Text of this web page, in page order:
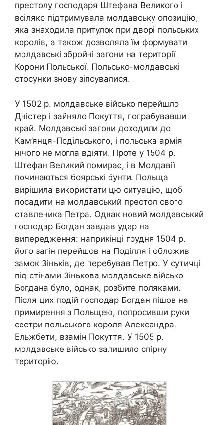
престолу господаря Штефана Великого і
всіляко підтримувала молдавську опозицію,
яка знаходила притулок при дворі польських
королів, а також дозволяла їм формувати
молдавські збройні загони на території
Корони Польської. Польсько-молдавські
стосунки знову зіпсувалися.
У 1502 р. молдавське військо перейшло
Дністер і зайняло Покуття, пограбувавши
край. Молдавські загони доходили до
Кам’янця-Подільського, і польська армія
нічого не могла вдіяти. Проте у 1504 р.
Штефан Великий помирає, і в Молдавії
починаються боярські бунти. Польща
вирішила використати цю ситуацію, щоб
посадити на молдавський престол свого
ставленика Петра. Однак новий молдавський
господар Богдан завдав удар на
випередження: наприкінці грудня 1504 р.
його загін перейшов на Поділля і обложив
замок Зіньків, де перебував Петро. У сутичці
під стінами Зінькова молдавське військо
Богдана було, однак, розбите поляками.
Після цих подій господар Богдан пішов на
примирення з Польщею, попросивши руки
сестри польського короля Александра,
Ельжбети, взамін Покуття. У 1505 р.
молдавське військо залишило спірну
територію.